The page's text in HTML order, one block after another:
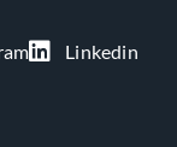
Linkedin